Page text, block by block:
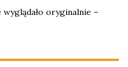
oryginalnie –